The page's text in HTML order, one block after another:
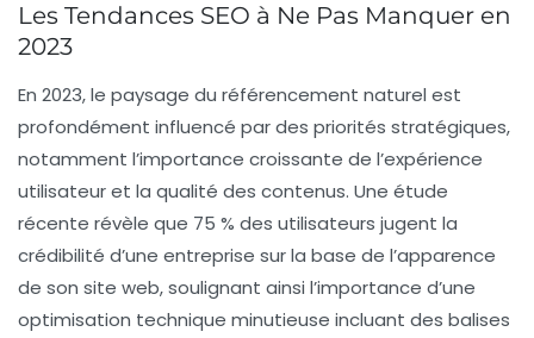
Les Tendances SEO à Ne Pas Manquer en
2023
En 2023, le paysage du référencement naturel est
profondément influencé par des priorités stratégiques,
notamment l’importance croissante de l’expérience
utilisateuret la qualité des contenus. Une étude
récente révèle que 75 % des utilisateurs jugent la
crédibilité d’une entreprise sur la base de l’apparence
de son site web, soulignant ainsi l’importance d’une
optimisation technique minutieuse incluant des balises